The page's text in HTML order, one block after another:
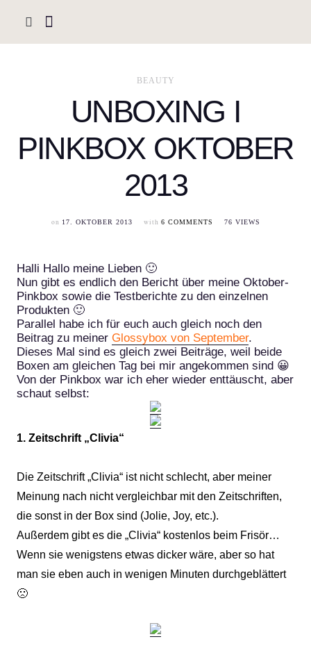
BEAUTY
UNBOXING I
PINKBOX OKTOBER
2013
on 17. OKTOBER 2013 with 6 COMMENTS 76 VIEWS
Halli Hallo meine Lieben 🙂
Nun gibt es endlich den Bericht über meine Oktober-
Pinkbox sowie die Testberichte zu den einzelnen
Produkten 🙂
Parallel habe ich für euch auch gleich noch den
Beitrag zu meiner Glossybox von September.
Dieses Mal sind es gleich zwei Beiträge, weil beide
Boxen am gleichen Tag bei mir angekommen sind 😀
Von der Pinkbox war ich eher wieder enttäuscht, aber
schaut selbst:
1. Zeitschrift „Clivia“
Die Zeitschrift „Clivia“ ist nicht schlecht, aber meiner
Meinung nach nicht vergleichbar mit den Zeitschriften,
die sonst in der Box sind (Jolie, Joy, etc.).
Außerdem gibt es die „Clivia“ kostenlos beim Frisör…
Wenn sie wenigstens etwas dicker wäre, aber so hat
man sie eben auch in wenigen Minuten durchgeblättert
🙁